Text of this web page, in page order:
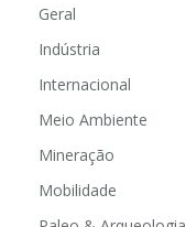
Geral
Indústria
Internacional
Meio Ambiente
Mineração
Mobilidade